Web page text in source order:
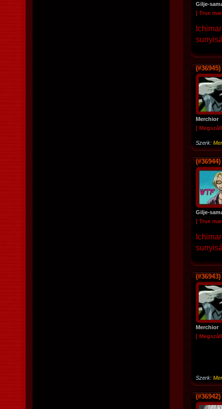
Gilje-
[ True
(#36945)
Merchior
[
Szerk:
(#36944)
Gilje-
[ True
(#36943)
Merchior
[
Szerk:
(#36942)